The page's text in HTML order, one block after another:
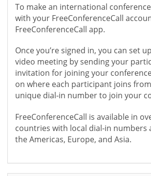
To make an international
with your FreeConferenceCall
FreeConferenceCall app.
Once you’re signed in, you can set
video meeting by sending your
invitation for joining your
on where each participant joins
unique dial-in number to join your
FreeConferenceCall is available in
countries with local dial-in numbers
the Americas, Europe, and Asia.